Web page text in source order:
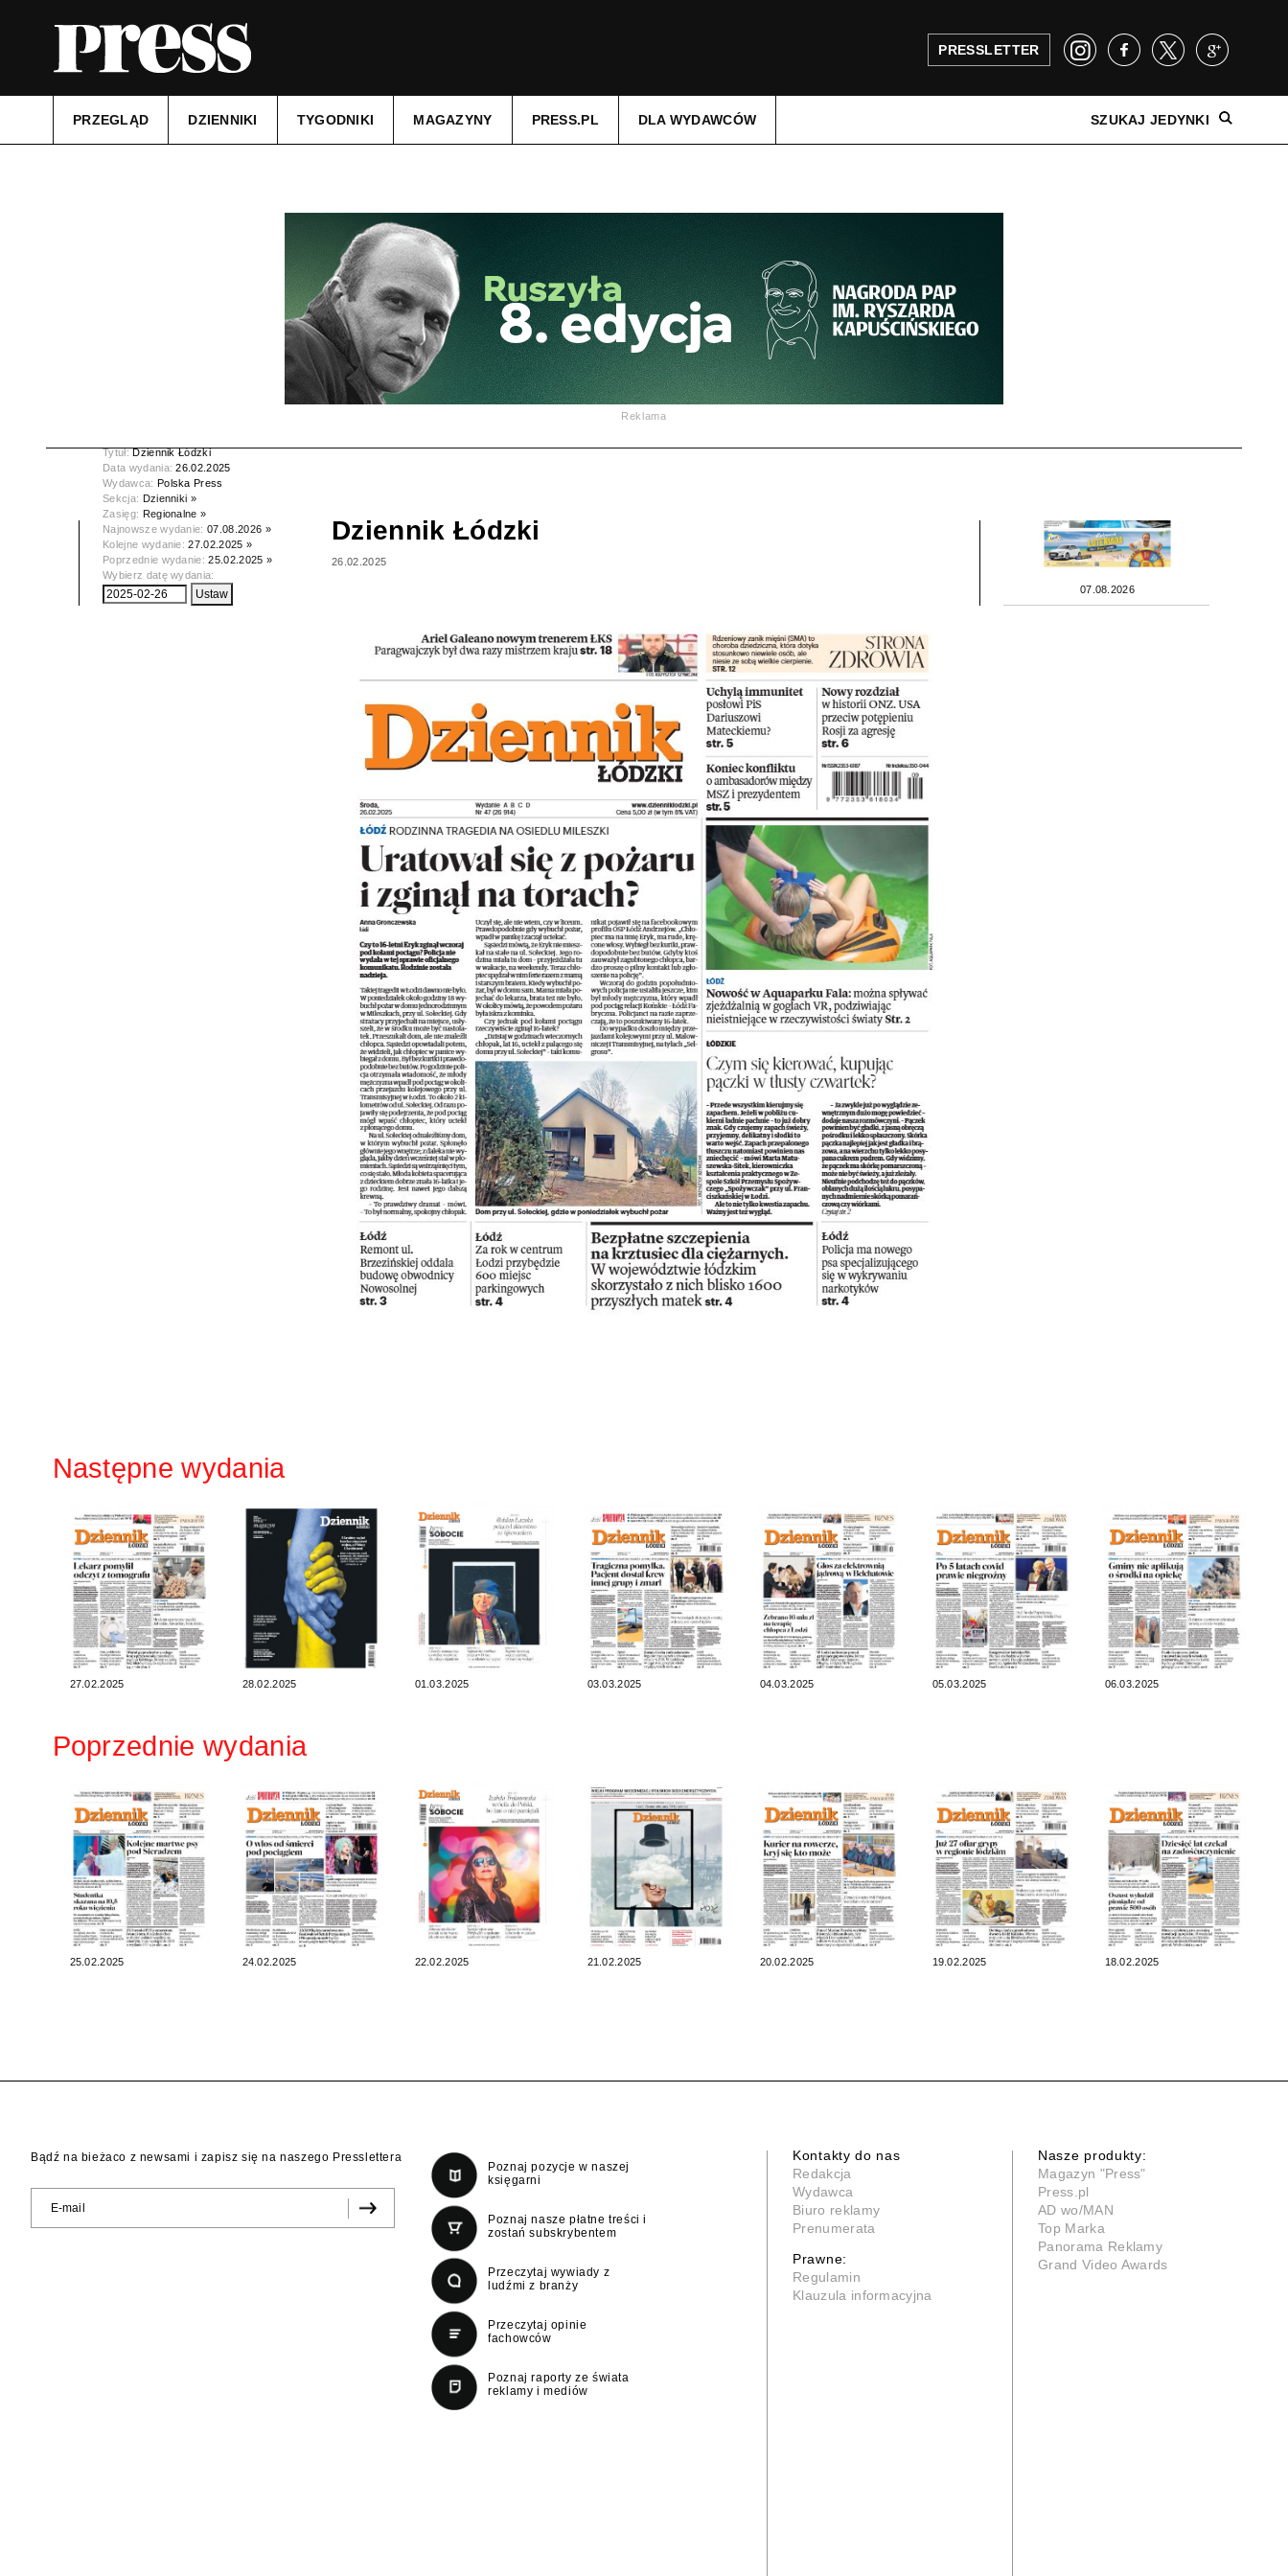
PRESSLETTER
PRZEGLĄD DZIENNIKI TYGODNIKI MAGAZYNY PRESS.PL DLA WYDAWCÓW SZUKAJ JEDYNKI
Reklama
Tytuł:Dziennik Łódzki
Data wydania:26.02.2025
Wydawca: Polska Press
Sekcja: Dzienniki »
Zasięg: Regionalne »
Najnowsze wydanie:07.08.2026 »
Kolejne wydanie:27.02.2025 »
Poprzednie wydanie:25.02.2025 »
Wybierz datę wydania:
Dziennik Łódzki
26.02.2025
07.08.2026
Następne wydania
27.02.2025 28.02.2025 01.03.2025 03.03.2025 04.03.2025 05.03.2025 06.03.2025
Poprzednie wydania
25.02.2025 24.02.2025 22.02.2025 21.02.2025 20.02.2025 19.02.2025 18.02.2025
Bądź na bieżaco z newsami i zapisz się na naszego Presslettera
Poznaj pozycje w naszej
księgarni
Poznaj nasze płatne treści i
zostań subskrybentem
Przeczytaj wywiady z
ludźmi z branży
Przeczytaj opinie
fachowców
Poznaj raporty ze świata
reklamy i mediów
Kontakty do nas
Redakcja
Wydawca
Biuro reklamy
Prenumerata
Prawne:
Regulamin
Klauzula informacyjna
Nasze produkty:
Magazyn "Press"
Press.pl
AD wo/MAN
Top Marka
Panorama Reklamy
Grand Video Awards